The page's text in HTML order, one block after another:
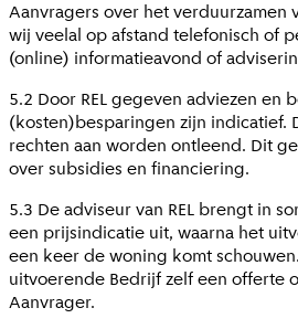
Aanvragers over het verduurzamen
wij veelal op afstand telefonisch of
(online) informatieavond of
5.2 Door REL gegeven adviezen en
(kosten)besparingen zijn indicatief.
rechten aan worden ontleend. Dit
over subsidies en financiering.
5.3 De adviseur van REL brengt in
een prijsindicatie uit, waarna het
een keer de woning komt
uitvoerende Bedrijf zelf een offerte
Aanvrager.